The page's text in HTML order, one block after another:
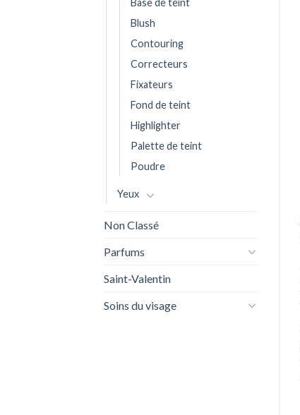
Blush
Contouring
Correcteurs
Fixateurs
Fond de teint
Highlighter
Palette de teint
Poudre
Yeux
Non Classé
Parfums
Saint-Valentin
Soins du visage